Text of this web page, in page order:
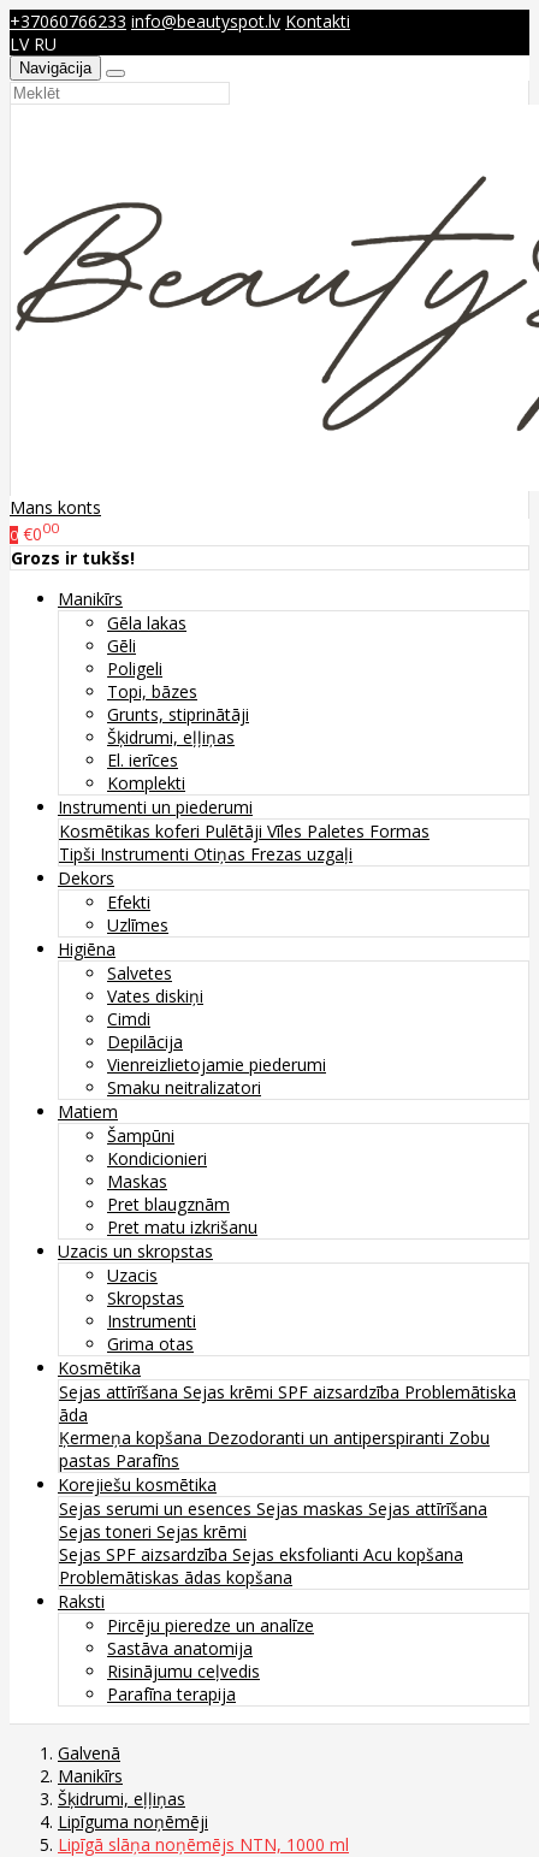
+37060766233 info@beautyspot.lv Kontakti
LV RU
Navigācija
Mans konts
0 €000
Grozs ir tukšs!
Manikīrs
Gēla lakas
Gēli
Poligeli
Topi, bāzes
Grunts, stiprinātāji
Šķidrumi, eļļiņas
El. ierīces
Komplekti
Instrumenti un piederumi
Kosmētikas koferi Pulētāji Vīles Paletes Formas
Tipši Instrumenti Otiņas Frezas uzgaļi
Dekors
Efekti
Uzlīmes
Higiēna
Salvetes
Vates diskiņi
Cimdi
Depilācija
Vienreizlietojamie piederumi
Smaku neitralizatori
Matiem
Šampūni
Kondicionieri
Maskas
Pret blaugznām
Pret matu izkrišanu
Uzacis un skropstas
Uzacis
Skropstas
Instrumenti
Grima otas
Kosmētika
Sejas attīrīšana Sejas krēmi SPF aizsardzība Problemātiska
āda
Ķermeņa kopšana Dezodoranti un antiperspiranti Zobu
pastas Parafīns
Korejiešu kosmētika
Sejas serumi un esences Sejas maskas Sejas attīrīšana
Sejas toneri Sejas krēmi
Sejas SPF aizsardzība Sejas eksfolianti Acu kopšana
Problemātiskas ādas kopšana
Raksti
Pircēju pieredze un analīze
Sastāva anatomija
Risinājumu ceļvedis
Parafīna terapija
Galvenā
Manikīrs
Šķidrumi, eļļiņas
Lipīguma noņēmēji
Lipīgā slāņa noņēmējs NTN, 1000 ml